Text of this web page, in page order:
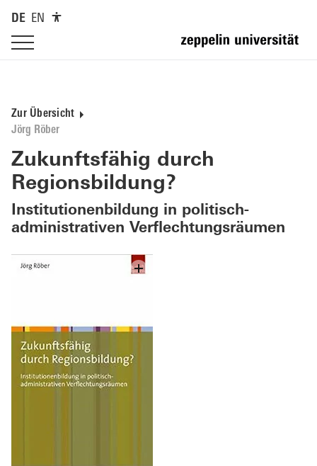
DE EN
Jörg Röber
Zur Übersicht
Zukunftsfähig durch
Regionsbildung?
Institutionenbildung in politisch-
administrativen Verflechtungsräumen